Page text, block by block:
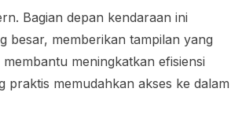
Bagian depan kendaraan ini
besar, memberikan tampilan yang
meningkatkan efisiensi
praktis memudahkan akses ke dalam